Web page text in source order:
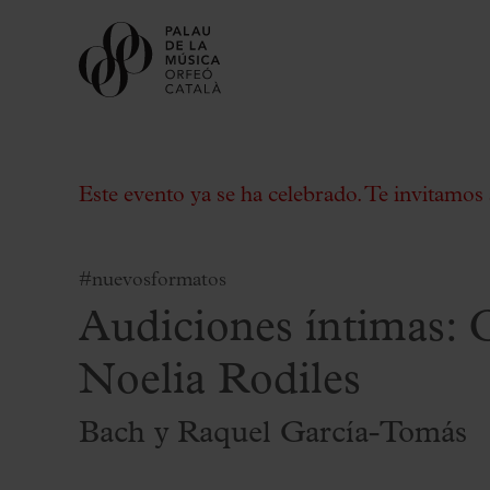
Comprar entradas
Abonos
Regala Palau
Elige tu momento en el Palau
Este evento ya se ha celebrado. Te
#nuevosformatos
Audiciones íntimas:
Noelia Rodiles
Bach y Raquel García-Tomás